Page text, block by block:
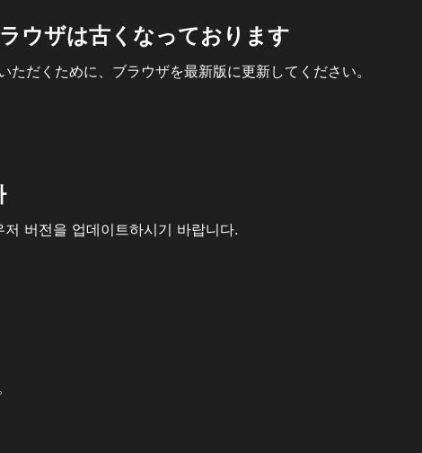
ウザは古くなっております
だくために、ブラウザを最新版に更新してください。
버전을 업데이트하시기 바랍니다.